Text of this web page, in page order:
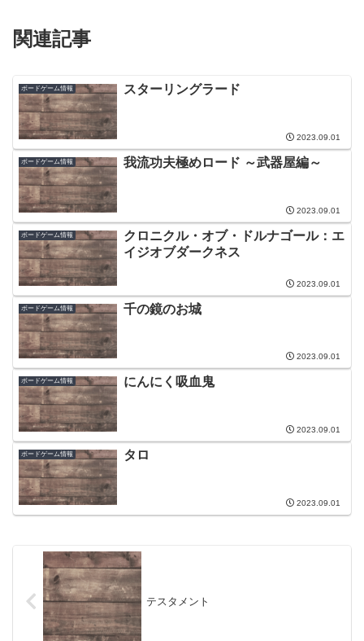
関連記事
ボードゲーム情報 スターリングラード
2023.09.01
ボードゲーム情報 我流功夫極めロード ～武器屋編～
2023.09.01
ボードゲーム情報
クロニクル・オブ・ドルナゴール：エ
イジオブダークネス
2023.09.01
ボードゲーム情報 千の鏡のお城
2023.09.01
ボードゲーム情報 にんにく吸血鬼
2023.09.01
ボードゲーム情報 タロ
2023.09.01
テスタメント